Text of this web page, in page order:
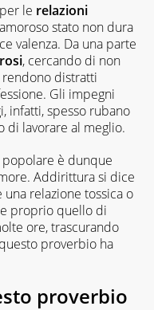
le relazioni
stato non dura
valenza. Da una parte
, cercando di non
distratti
Gli impegni
infatti, spesso rubano
di lavorare al meglio.
popolare è dunque
Addirittura si dice
relazione tossica o
proprio quello di
ore, trascurando
proverbio ha
proverbio